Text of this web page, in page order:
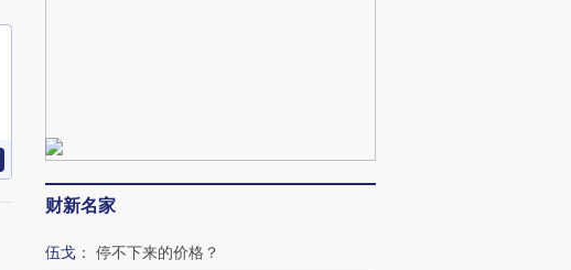
财新名家
伍戈 ： 停不下来的价格？